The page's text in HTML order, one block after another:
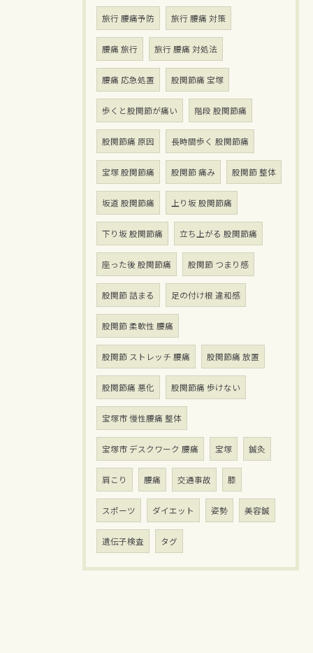
旅行 腰痛予防 旅行 腰痛 対策
腰痛 旅行 旅行 腰痛 対処法
腰痛 応急処置 股関節痛 宝塚
歩くと股関節が痛い 階段 股関節痛
股関節痛 原因 長時間歩く 股関節痛
宝塚 股関節痛 股関節 痛み 股関節 整体
坂道 股関節痛 上り坂 股関節痛
下り坂 股関節痛 立ち上がる 股関節痛
座った後 股関節痛 股関節 つまり感
股関節 詰まる 足の付け根 違和感
股関節 柔軟性 腰痛
股関節 ストレッチ 腰痛 股関節痛 放置
股関節痛 悪化 股関節痛 歩けない
宝塚市 慢性腰痛 整体
宝塚市 デスクワーク 腰痛 宝塚 鍼灸
肩こり 腰痛 交通事故 膝
スポーツ ダイエット 姿勢 美容鍼
遺伝子検査 タグ